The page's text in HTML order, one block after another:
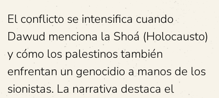
El conflicto se intensifica cuando
Dawud menciona la Shoá (Holocausto)
y cómo los palestinos también
enfrentan un genocidio a manos de los
sionistas. La narrativa destaca el